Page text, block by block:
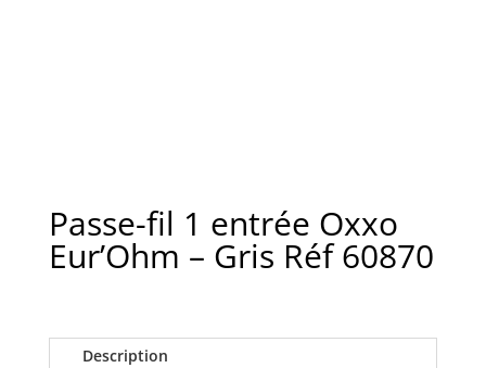
Passe-fil 1 entrée Oxxo
Eur’Ohm – Gris Réf 60870
Description